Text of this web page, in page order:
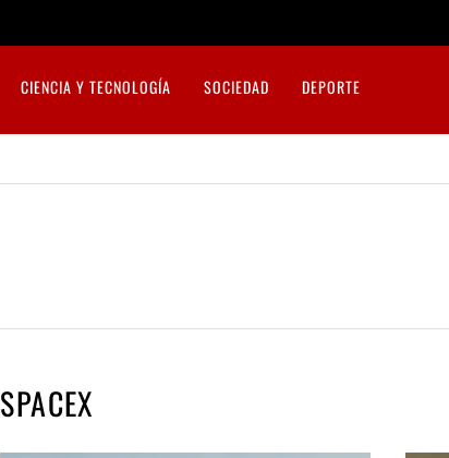
CIENCIA Y TECNOLOGÍA SOCIEDAD DEPORTE
SPACEX